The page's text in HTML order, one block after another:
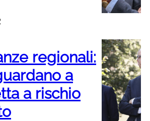
regionali:
a
a rischio